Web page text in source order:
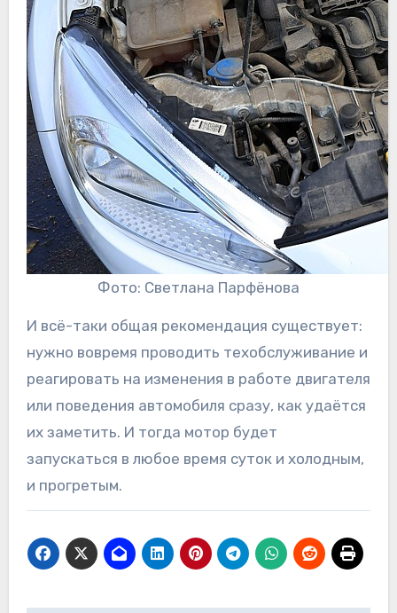
Фото: Светлана Парфёнова
И всё-таки общая рекомендация существует:
нужно вовремя проводить техобслуживание и
реагировать на изменения в работе двигателя
или поведения автомобиля сразу, как удаётся
их заметить. И тогда мотор будет
запускаться в любое время суток и холодным,
и прогретым.